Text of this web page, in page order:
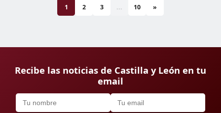
1 2 3 ... 10 »
Recibe las noticias de Castilla y León en tu
email